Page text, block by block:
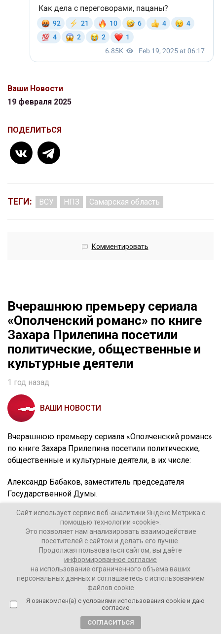
Ваши Новости
19 февраля 2025
ПОДЕЛИТЬСЯ
ТЕГИ: ВСУ НПЗ Самарская область
Комментировать
Вчерашнюю премьеру сериала
«Ополченский романс» по книге
Захара Прилепина посетили
политические, общественные и
культурные деятели
1 год назад
ВАШИ НОВОСТИ
Вчерашнюю премьеру сериала «Ополченский романс»
по книге Захара Прилепина посетили политические,
общественные и культурные деятели, в их числе:
Александр Бабаков, заместитель председателя
Государственной Думы.
Губернатор Нижегородский области Глеб Никитин.
Губернатор Забайкальского края Александр Осипов.
Сергей Новиков, начальник управления президента
РФ по общественным проектам.
Генеральный продюсер НТВ Тимур Вайнштейн.
Александра Кошарницкая, главный редактор НТВ.
Сайт использует сервис веб-аналитики Яндекс Метрика с
помощью технологии «cookie».
Это позволяет нам анализировать взаимодействие
посетителей с сайтом и делать его лучше.
Продолжая пользоваться сайтом, вы даёте
информированное согласие
на использование ограниченного объема ваших
персональных данных и соглашаетесь с использованием
файлов cookie
Я ознакомлен(а) с условиями использования cookie и даю
согласие
СОГЛАСИТЬСЯ